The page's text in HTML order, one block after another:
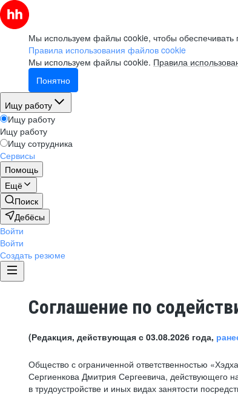
Мы используем файлы cookie, чтобы обеспечивать
Правила использования файлов cookie
Мы используем файлы cookie. Правила
Понятно
Ищу работу
Ищу работу
Ищу работу
Ищу сотрудника
Сервисы
Помощь
Ещё
Поиск
Дебёсы
Войти
Войти
Создать резюме
Соглашение по
(Редакция, действующая с 03.08.2026 года,
Общество с ограниченной ответственностью
Сергиенкова Дмитрия Сергеевича, действующего
в трудоустройстве и иных видах занятости